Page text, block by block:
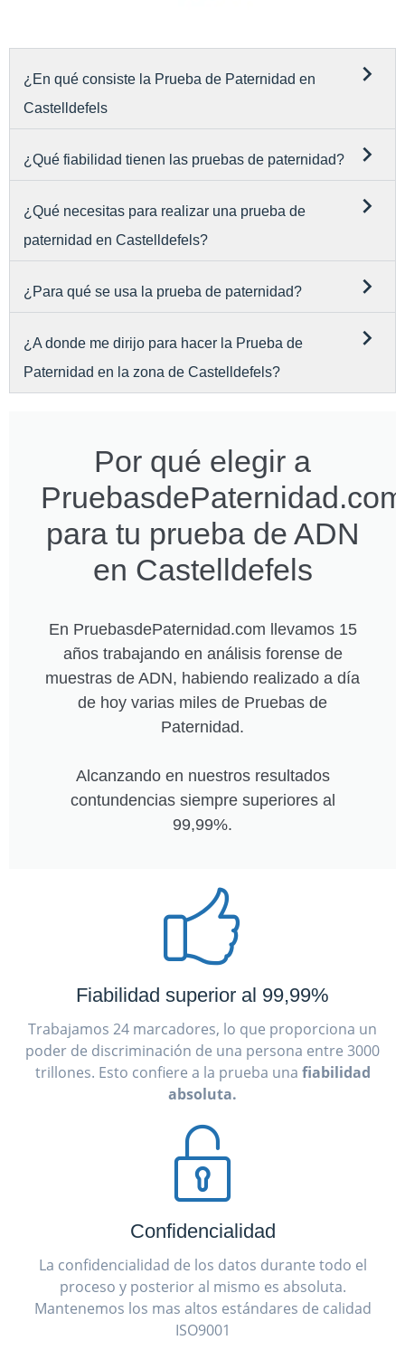
¿En qué consiste la Prueba de Paternidad en
Castelldefels
¿Qué fiabilidad tienen las pruebas de paternidad?
¿Qué necesitas para realizar una prueba de
paternidad en Castelldefels?
¿Para qué se usa la prueba de paternidad?
¿A donde me dirijo para hacer la Prueba de
Paternidad en la zona de Castelldefels?
Por qué elegir a
PruebasdePaternidad.com
para tu prueba de ADN
en Castelldefels
En PruebasdePaternidad.com llevamos 15
años trabajando en análisis forense de
muestras de ADN, habiendo realizado a día
de hoy varias miles de Pruebas de
Paternidad.
Alcanzando en nuestros resultados
contundencias siempre superiores al
99,99%.
Fiabilidad superior al 99,99%
Trabajamos 24 marcadores, lo que proporciona un
poder de discriminación de una persona entre 3000
trillones. Esto confiere a la prueba una fiabilidad
absoluta.
Confidencialidad
La confidencialidad de los datos durante todo el
proceso y posterior al mismo es absoluta.
Mantenemos los mas altos estándares de calidad
ISO9001